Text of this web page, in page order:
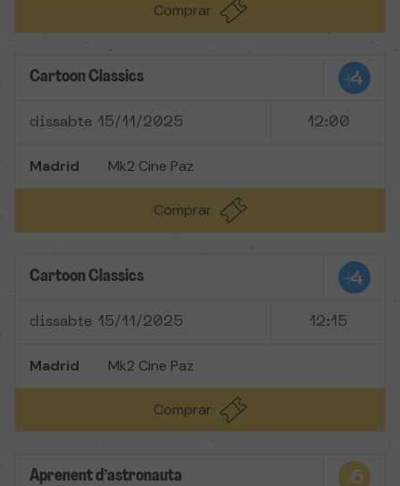
Comprar
Cartoon Classics
dissabte 15/11/2025 12:00
Madrid Mk2 Cine Paz
Comprar
Cartoon Classics
dissabte 15/11/2025 12:15
Madrid Mk2 Cine Paz
Comprar
Aprenent d’astronauta